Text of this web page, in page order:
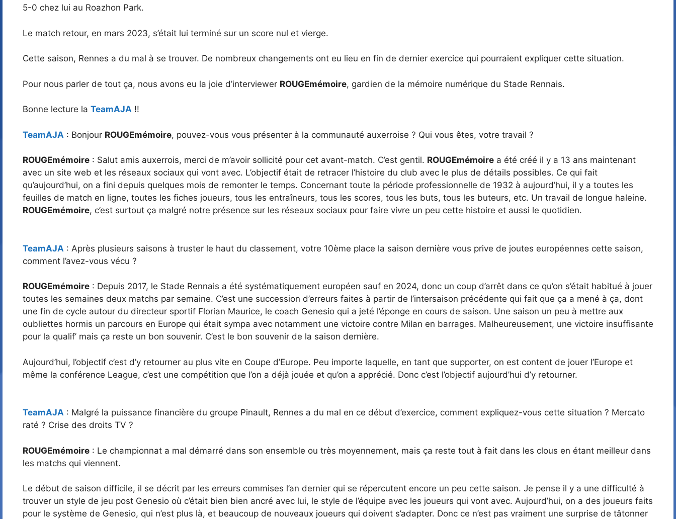
5-0 chez lui au Roazhon Park.
Le match retour, en mars 2023, s’était lui terminé sur un score nul et vierge.
Cette saison, Rennes a du mal à se trouver. De nombreux changements ont eu lieu en fin de dernier exercice qui pourraient expliquer cette situation.
Pour nous parler de tout ça, nous avons eu la joie d’interviewer ROUGEmémoire, gardien de la mémoire numérique du Stade Rennais.
Bonne lecture la TeamAJA !!
TeamAJA : Bonjour ROUGEmémoire, pouvez-vous vous présenter à la communauté auxerroise ? Qui vous êtes, votre travail ?
ROUGEmémoire : Salut amis auxerrois, merci de m’avoir sollicité pour cet avant-match. C’est gentil. ROUGEmémoire a été créé il y a 13 ans maintenant
avec un site web et les réseaux sociaux qui vont avec. L’objectif était de retracer l’histoire du club avec le plus de détails possibles. Ce qui fait
qu’aujourd’hui, on a fini depuis quelques mois de remonter le temps. Concernant toute la période professionnelle de 1932 à aujourd’hui, il y a toutes les
feuilles de match en ligne, toutes les fiches joueurs, tous les entraîneurs, tous les scores, tous les buts, tous les buteurs, etc. Un travail de longue haleine.
ROUGEmémoire, c’est surtout ça malgré notre présence sur les réseaux sociaux pour faire vivre un peu cette histoire et aussi le quotidien.
TeamAJA : Après plusieurs saisons à truster le haut du classement, votre 10ème place la saison dernière vous prive de joutes européennes cette saison,
comment l’avez-vous vécu ?
ROUGEmémoire : Depuis 2017, le Stade Rennais a été systématiquement européen sauf en 2024, donc un coup d’arrêt dans ce qu’on s’était habitué à jouer
toutes les semaines deux matchs par semaine. C’est une succession d’erreurs faites à partir de l’intersaison précédente qui fait que ça a mené à ça, dont
une fin de cycle autour du directeur sportif Florian Maurice, le coach Genesio qui a jeté l’éponge en cours de saison. Une saison un peu à mettre aux
oubliettes hormis un parcours en Europe qui était sympa avec notamment une victoire contre Milan en barrages. Malheureusement, une victoire insuffisante
pour la qualif’ mais ça reste un bon souvenir. C’est le bon souvenir de la saison dernière.
Aujourd’hui, l’objectif c’est d’y retourner au plus vite en Coupe d’Europe. Peu importe laquelle, en tant que supporter, on est content de jouer l’Europe et
même la conférence League, c’est une compétition que l’on a déjà jouée et qu’on a apprécié. Donc c’est l’objectif aujourd’hui d’y retourner.
TeamAJA : Malgré la puissance financière du groupe Pinault, Rennes a du mal en ce début d’exercice, comment expliquez-vous cette situation ? Mercato
raté ? Crise des droits TV ?
ROUGEmémoire : Le championnat a mal démarré dans son ensemble ou très moyennement, mais ça reste tout à fait dans les clous en étant meilleur dans
les matchs qui viennent.
Le début de saison difficile, il se décrit par les erreurs commises l’an dernier qui se répercutent encore un peu cette saison. Je pense il y a une difficulté à
trouver un style de jeu post Genesio où c’était bien bien ancré avec lui, le style de l’équipe avec les joueurs qui vont avec. Aujourd’hui, on a des joueurs faits
pour le système de Genesio, qui n’est plus là, et beaucoup de nouveaux joueurs qui doivent s’adapter. Donc ce n’est pas vraiment une surprise de tâtonner